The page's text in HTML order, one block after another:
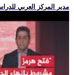
.. مدير المركز العربي